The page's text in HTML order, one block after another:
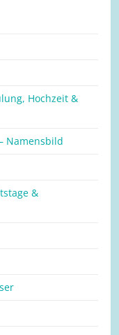
Hochzeit &
Namensbild
&